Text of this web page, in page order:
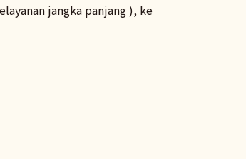
jangka panjang ), ke